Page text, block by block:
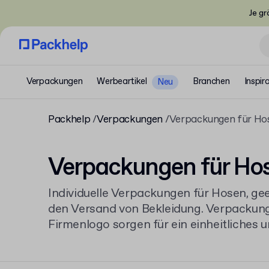
Je
Verpackungen Werbeartikel Neu Branchen
Packhelp Verpackungen Verpackungen für
Verpackungen für
Individuelle Verpackungen für Hosen,
den Versand von Bekleidung.
Firmenlogo sorgen für ein einheitliches